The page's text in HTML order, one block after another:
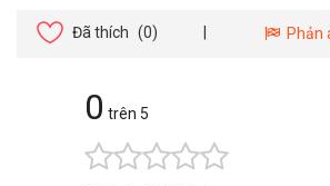
Đã thích (0) Phản
0 trên 5